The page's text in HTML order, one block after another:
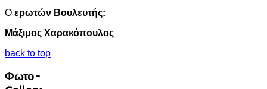
Ο ερωτών Βουλευτής:
Μάξιμος Χαρακόπουλος
back to top
Φωτο-